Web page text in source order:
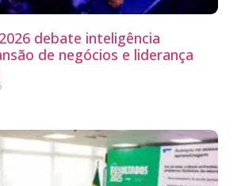
debate inteligência
de negócios e liderança